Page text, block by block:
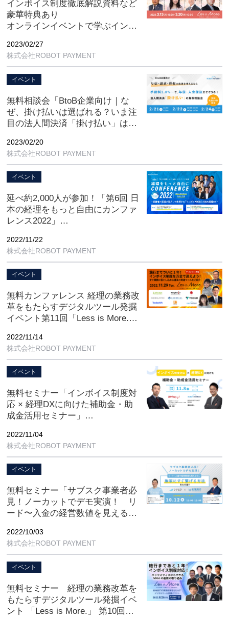
インボイス制度徹底解説資料など
豪華特典あり
オンラインイベントで学ぶインボ
【2023年3月13日(月) 10:00 – 3月
20日(月) 10:00 オンライン開
2023/02/27
株式会社ROBOT PAYMENT
イベント
無料相談会「BtoB企業向け｜な
ぜ、掛け払いは選ばれる？いま注
目の法人間決済「掛け払い」はど
しませんか？」
【2/21(火), 2/22(水) , 2/24(金) オ
ンライン開催】
2023/02/20
株式会社ROBOT PAYMENT
イベント
延べ約2,000人が参加！「第6回 日
本の経理をもっと自由にカンファ
レンス2022」
開催
2022/11/22
株式会社ROBOT PAYMENT
イベント
無料カンファレンス 経理の業務改
革をもたらすデジタルツール発掘
イベント第11回「Less is More.」
ン開催】
2022/11/14
株式会社ROBOT PAYMENT
イベント
無料セミナー「インボイス制度対
応 × 経理DXに向けた補助金・助
成金活用セミナー」
開催】
2022/11/04
株式会社ROBOT PAYMENT
イベント
無料セミナー「サブスク事業者必
見！ノーカットでデモ実演！ リ
ード〜入金の経営数値を見える化
開！！」
【10/12(水) 11:00-12:00 オンライ
2022/10/03
株式会社ROBOT PAYMENT
イベント
無料セミナー 経理の業務改革を
もたらすデジタルツール発掘イベ
ント 「Less is More.」 第10回